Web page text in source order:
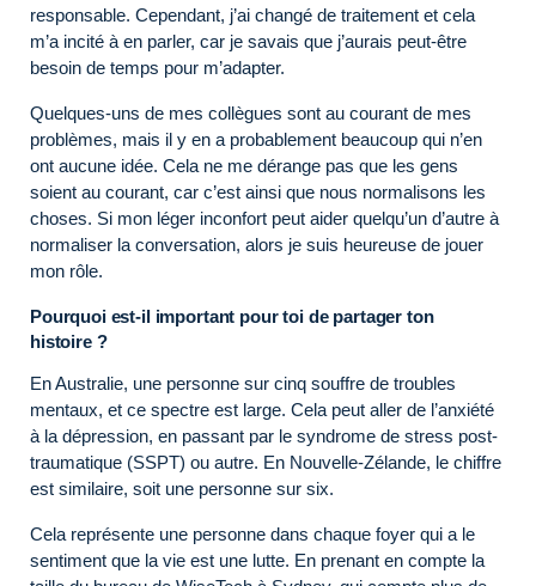
responsable. Cependant, j’ai changé de traitement et cela
m’a incité à en parler, car je savais que j’aurais peut-être
besoin de temps pour m’adapter.
Quelques-uns de mes collègues sont au courant de mes
problèmes, mais il y en a probablement beaucoup qui n’en
ont aucune idée. Cela ne me dérange pas que les gens
soient au courant, car c’est ainsi que nous normalisons les
choses. Si mon léger inconfort peut aider quelqu’un d’autre à
normaliser la conversation, alors je suis heureuse de jouer
mon rôle.
Pourquoi est-il important pour toi de partager ton
histoire ?
En Australie, une personne sur cinq souffre de troubles
mentaux, et ce spectre est large. Cela peut aller de l’anxiété
à la dépression, en passant par le syndrome de stress post-
traumatique (SSPT) ou autre. En Nouvelle-Zélande, le chiffre
est similaire, soit une personne sur six.
Cela représente une personne dans chaque foyer qui a le
sentiment que la vie est une lutte. En prenant en compte la